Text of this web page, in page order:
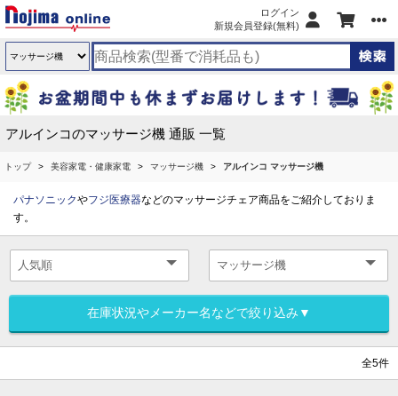
ログイン
新規会員登録(無料)
アルインコのマッサージ機 通販 一覧
トップ 美容家電・健康家電 マッサージ機 アルインコ マッサージ機
パナソニックやフジ医療器などのマッサージチェア商品をご紹介しておりま
す。
在庫状況やメーカー名などで絞り込み▼
全5件